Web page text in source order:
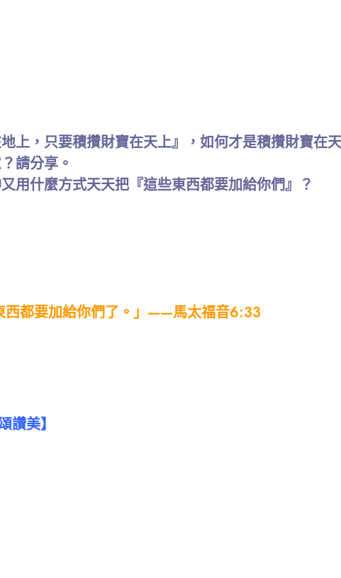
上，只要積攢財寶在天上』，如何才是積攢財寶在
請分享。
用什麼方式天天把『這些東西都要加給你們』？
西都要加給你們了。」——馬太福音6:33
讚美】